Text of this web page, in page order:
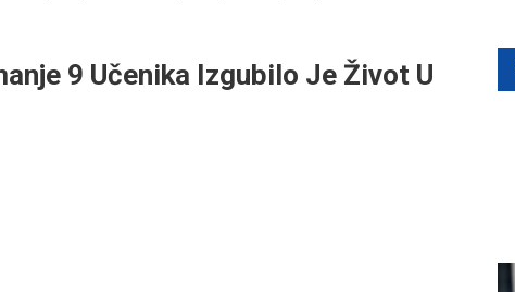
9 Učenika Izgubilo Je Život U